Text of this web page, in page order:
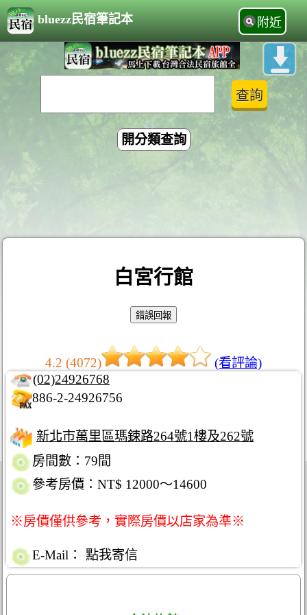
bluezz民宿筆記本 附近
開分類查詢
白宮行館
4.2 (4072)
(看評論)
(02)24926768
886-2-24926756
新北市萬里區瑪鋉路264號1樓及262號
房間數：79間
參考房價：NT$ 12000～14600
※房價僅供參考，實際房價以店家為準※
E-Mail： 點我寄信